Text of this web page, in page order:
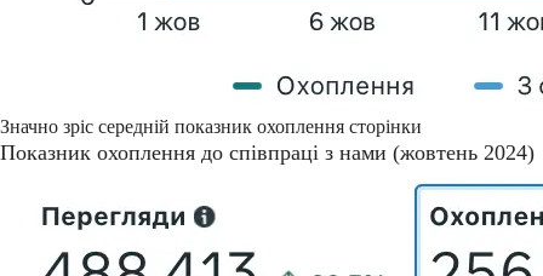
Значно зріс середній показник охоплення сторінки
Показник охоплення до співпраці з нами (жовтень 2024)